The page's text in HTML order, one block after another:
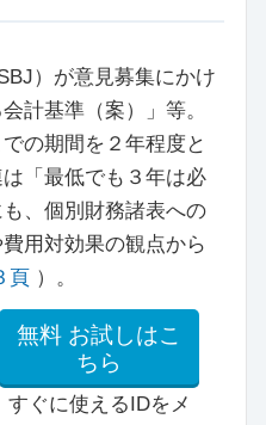
）が意見募集にかけ
計基準（案）」等。
の期間を２年程度と
「最低でも３年は必
、個別財務諸表への
用対効果の観点から
頁 ）。
無料 お試しはこ
ちら
すぐに使えるIDをメ